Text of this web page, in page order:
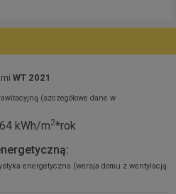
WT 2021
(szczegółowe dane w
kWh/m2*rok
energetyczna (wersja domu z wentylacją